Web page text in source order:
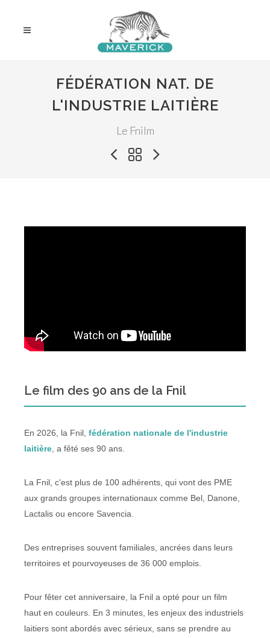
FÉDÉRATION NAT. DE
L'INDUSTRIE LAITIÈRE
Le Fnilm
Le film des 90 ans de la Fnil
En 2026, la Fnil, fédération nationale de l'industrie
laitière , a fêté ses 90 ans.
La Fnil, c'est plus de 100 adhérents, qui vont des PME
aux grands groupes internationaux comme Bel, Danone,
Lactalis ou encore Savencia.
Des entreprises souvent familiales, ancrées dans leurs
territoires et pourvoyeuses de 36 000 emplois.
Pour fêter cet anniversaire, la Fnil a opté pour un film
haut en couleurs. En 3 minutes, les enjeux des industriels
laitiers sont abordés avec sérieux, sans se prendre au